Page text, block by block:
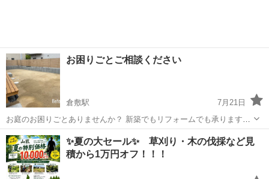
お困りごとご相談ください
倉敷駅
7月21日
お庭のお困りごとありませんか？ 新築でもリフォームでも承ります🌱
🏠 他に業者様を挟まないため、お値段にも自信があります✨ お客様に
寄り添った工事をさせていただきます。
岡山 倉敷市 倉敷駅 剪定/造園
✨夏の大セール✨ 草刈り・木の伐採など見
積から1万円オフ！！！